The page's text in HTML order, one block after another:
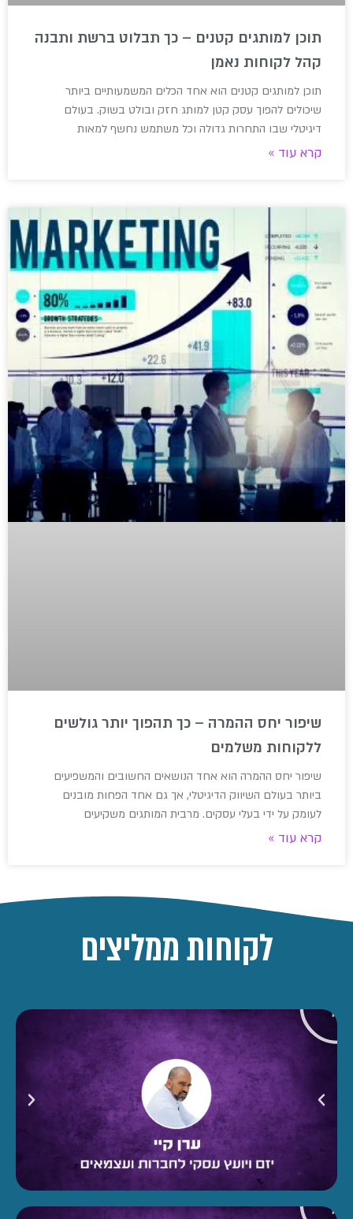
תוכן למותגים קטנים – כך תבלוט ברשת ותבנה
קהל לקוחות נאמן
תוכן למותגים קטנים הוא אחד הכלים המשמעותיים ביותר
שיכולים להפוך עסק קטן למותג חזק ובולט בשוק. בעולם
דיגיטלי שבו התחרות גדולה וכל משתמש נחשף למאות
קרא עוד »
שיפור יחס ההמרה – כך תהפוך יותר גולשים
ללקוחות משלמים
שיפור יחס ההמרה הוא אחד הנושאים החשובים והמשפיעים
ביותר בעולם השיווק הדיגיטלי, אך גם אחד הפחות מובנים
לעומק על ידי בעלי עסקים. מרבית המותגים משקיעים
קרא עוד »
לקוחות ממליצים